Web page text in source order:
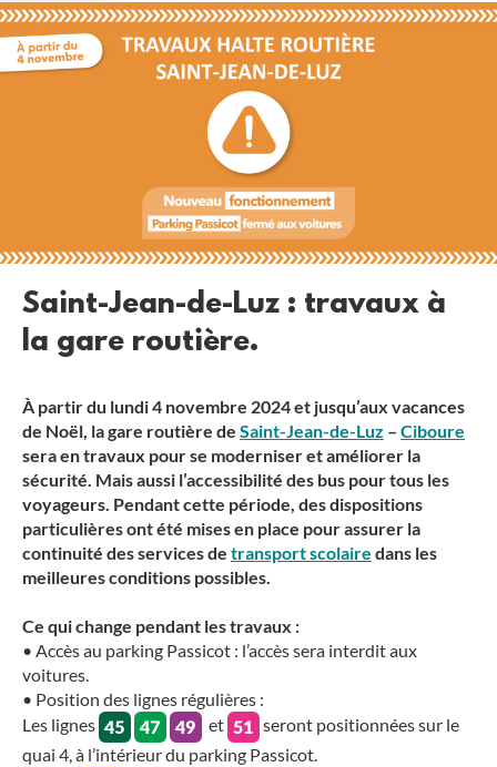
Saint-Jean-de-Luz : travaux à
la gare routière.
À partir du lundi 4 novembre 2024 et jusqu’aux vacances
de Noël, la gare routière de Saint-Jean-de-Luz – Ciboure
sera en travaux pour se moderniser et améliorer la
sécurité. Mais aussi l’accessibilité des bus pour tous les
voyageurs. Pendant cette période, des dispositions
particulières ont été mises en place pour assurer la
continuité des services de transport scolaire dans les
meilleures conditions possibles.
Ce qui change pendant les travaux :
• Accès au parking Passicot : l’accès sera interdit aux
voitures.
• Position des lignes régulières :
Les lignes
et
seront positionnées sur le
quai 4, à l’intérieur du parking Passicot.